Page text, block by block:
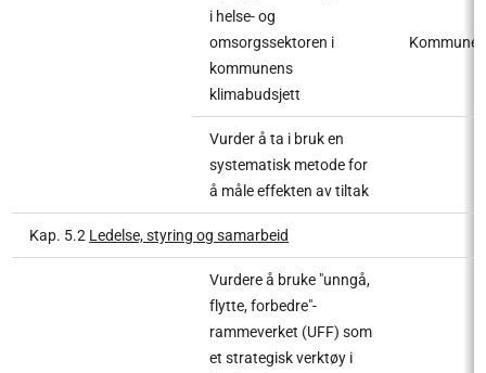
i helse- og
omsorgssektoren i
kommunens
klimabudsjett
Kommune
Vurder å ta i bruk en
systematisk metode for
å måle effekten av tiltak
Kap. 5.2 Ledelse, styring og samarbeid
Vurdere å bruke "unngå,
flytte, forbedre"-
rammeverket (UFF) som
et strategisk verktøy i